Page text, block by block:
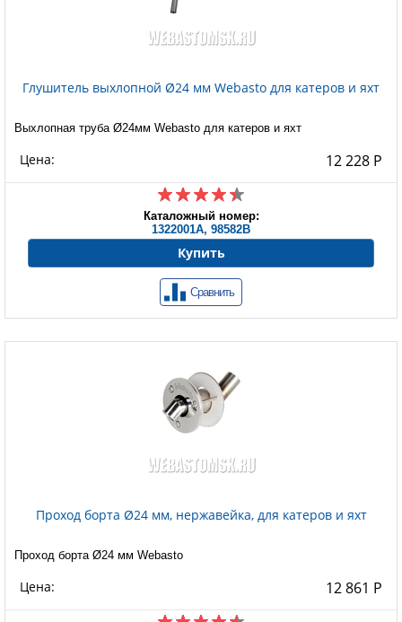
Глушитель выхлопной Ø24 мм Webasto для катеров и яхт
Выхлопная труба Ø24мм Webasto для катеров и яхт
Цена: 12 228 Р
Каталожный номер:
1322001A, 98582B
Купить
Сравнить
Проход борта Ø24 мм, нержавейка, для катеров и яхт
Проход борта Ø24 мм Webasto
Цена: 12 861 Р